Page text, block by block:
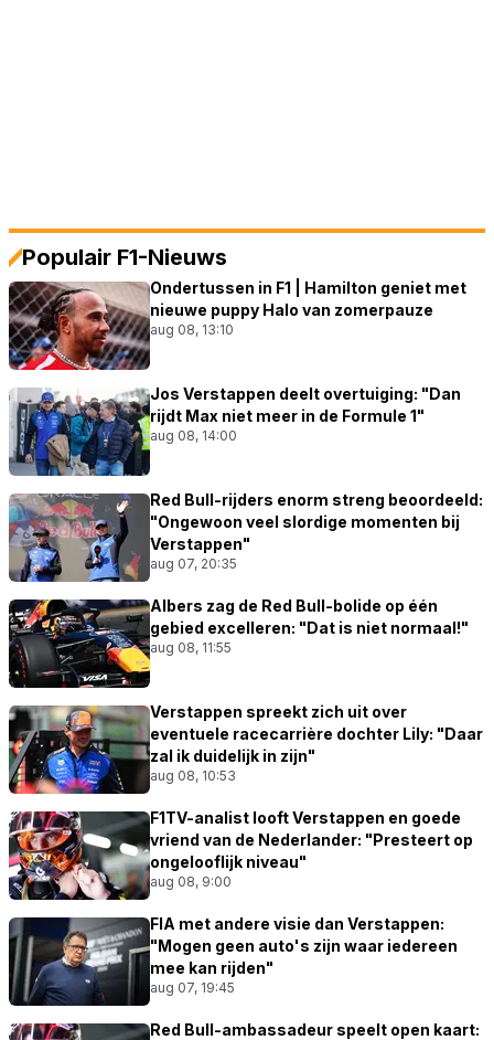
Populair F1-Nieuws
Ondertussen in F1 | Hamilton geniet met
nieuwe puppy Halo van zomerpauze
aug 08, 13:10
Jos Verstappen deelt overtuiging: "Dan
rijdt Max niet meer in de Formule 1"
aug 08, 14:00
Red Bull-rijders enorm streng beoordeeld:
"Ongewoon veel slordige momenten bij
Verstappen"
aug 07, 20:35
Albers zag de Red Bull-bolide op één
gebied excelleren: "Dat is niet normaal!"
aug 08, 11:55
Verstappen spreekt zich uit over
eventuele racecarrière dochter Lily: "Daar
zal ik duidelijk in zijn"
aug 08, 10:53
F1TV-analist looft Verstappen en goede
vriend van de Nederlander: "Presteert op
ongelooflijk niveau"
aug 08, 9:00
FIA met andere visie dan Verstappen:
"Mogen geen auto's zijn waar iedereen
mee kan rijden"
aug 07, 19:45
Red Bull-ambassadeur speelt open kaart: